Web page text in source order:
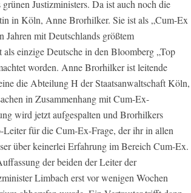
Justizministers. Da ist auch noch die
in Köln, Anne Brorhilker. Sie ist als „Cum-Ex
Jahren mit Deutschlands größtem
einzige Deutsche in den Bloomberg „Top
worden. Anne Brorhilker ist leitende
die Abteilung H der Staatsanwaltschaft Köln,
in Zusammenhang mit Cum-Ex-
wird jetzt aufgespalten und Brorhilkers
für die Cum-Ex-Frage, der ihr in allen
über keinerlei Erfahrung im Bereich Cum-Ex.
der beiden der Leiter der
Limbach erst vor wenigen Wochen